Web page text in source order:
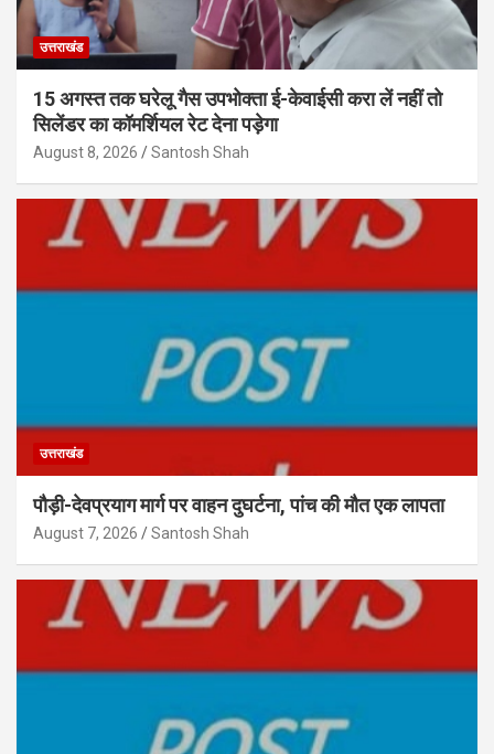
उत्तराखंड
15 अगस्त तक घरेलू गैस उपभोक्ता ई-केवाईसी करा लें नहीं तो
सिलेंडर का कॉमर्शियल रेट देना पड़ेगा
August 8, 2026 Santosh Shah
उत्तराखंड
पौड़ी-देवप्रयाग मार्ग पर वाहन दुघर्टना, पांच की मौत एक लापता
August 7, 2026 Santosh Shah